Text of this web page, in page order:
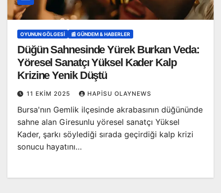
OYUNUN GÖLGESI 📰 GÜNDEM & HABERLER
Düğün Sahnesinde Yürek Burkan Veda:
Yöresel Sanatçı Yüksel Kader Kalp
Krizine Yenik Düştü
11 EKIM 2025 HAPISU OLAYNEWS
Bursa'nın Gemlik ilçesinde akrabasının düğününde
sahne alan Giresunlu yöresel sanatçı Yüksel
Kader, şarkı söylediği sırada geçirdiği kalp krizi
sonucu hayatını…